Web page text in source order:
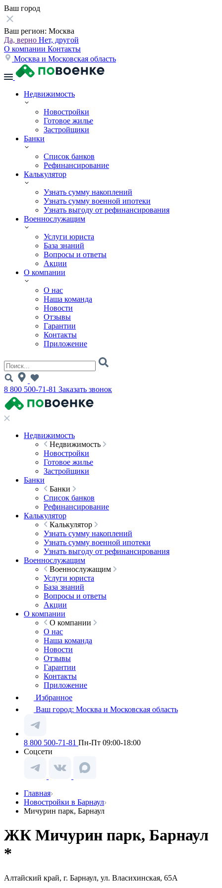
Ваш город
Ваш регион: Москва
Да, верно Нет, другой
О компании Контакты
Москва и Московская область
Недвижимость
Новостройки
Готовое жилье
Застройщики
Банки
Список банков
Рефинансирование
Калькулятор
Узнать сумму накоплений
Узнать сумму военной ипотеки
Узнать выгоду от рефинансирования
Военнослужащим
Услуги юриста
База знаний
Вопросы и ответы
Акции
О компании
О нас
Наша команда
Новости
Отзывы
Гарантии
Контакты
Приложение
8 800 500-71-81 Заказать звонок
Недвижимость
Недвижимость
Новостройки
Готовое жилье
Застройщики
Банки
Банки
Список банков
Рефинансирование
Калькулятор
Калькулятор
Узнать сумму накоплений
Узнать сумму военной ипотеки
Узнать выгоду от рефинансирования
Военнослужащим
Военнослужащим
Услуги юриста
База знаний
Вопросы и ответы
Акции
О компании
О компании
О нас
Наша команда
Новости
Отзывы
Гарантии
Контакты
Приложение
Избранное
Ваш город: Москва и Московская область
8 800 500-71-81 Пн-Пт 09:00-18:00
Соцсети
Главная
Новостройки в Барнаул
Мичурин парк, Барнаул
ЖК Мичурин парк, Барнаул
*
Алтайский край, г. Барнаул, ул. Власихинская, 65А